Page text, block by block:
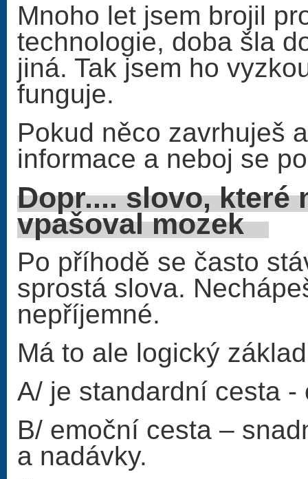
Mnoho let jsem brojil
technologie, doba šla
jiná. Tak jsem ho
funguje.
Pokud něco zavrhuješ
informace a neboj se
Dopr.... slovo, které
vpašoval mozek
Po příhodě se často
sprostá slova.
nepříjemné.
Má to ale logický
A/ je standardní cesta -
B/ emoční cesta –
a nadávky.